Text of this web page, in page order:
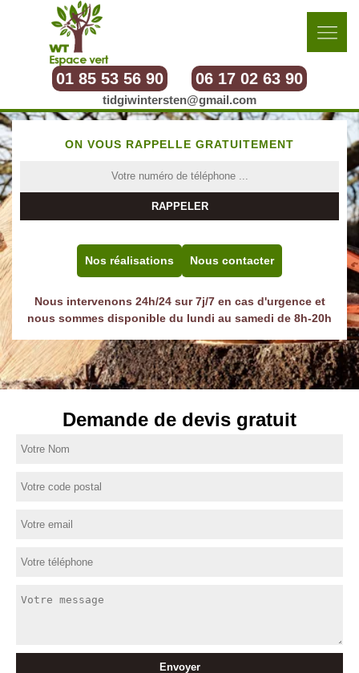
01 85 53 56 90 06 17 02 63 90
tidgiwintersten@gmail.com
ON VOUS RAPPELLE GRATUITEMENT
Nos réalisations Nous contacter
Nous intervenons 24h/24 sur 7j/7 en cas d'urgence et
nous sommes disponible du lundi au samedi de 8h-20h
Demande de devis gratuit